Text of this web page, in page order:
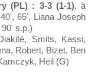
(PL) : 3-3 (1-1), à
65', Liana Joseph
s.p.)
Smits, Kassi,
Robert, Bizet, Ben
Heil (G)